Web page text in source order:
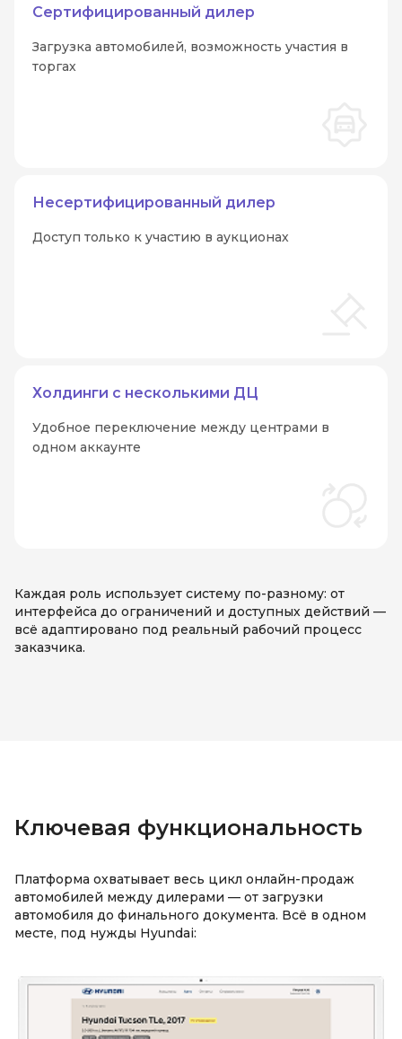
Сертифицированный дилер
Загрузка автомобилей, возможность участия в
торгах
Несертифицированный дилер
Доступ только к участию в аукционах
Холдинги с несколькими ДЦ
Удобное переключение между центрами в
одном аккаунте
Каждая роль использует систему по-разному: от
интерфейса до ограничений и доступных действий —
всё адаптировано под реальный рабочий процесс
заказчика.
Ключевая функциональность
Платформа охватывает весь цикл онлайн-продаж
автомобилей между дилерами — от загрузки
автомобиля до финального документа. Всё в одном
месте, под нужды Hyundai: